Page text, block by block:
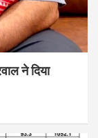
ने दिया